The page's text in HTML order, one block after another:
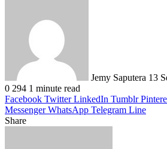
Jemy Saputera 13
0 294 1 minute read
Facebook Twitter LinkedIn Tumblr
Messenger WhatsApp Telegram Line
Share